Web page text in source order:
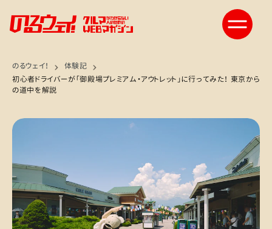
のるウェイ！
体験記
初心者ドライバーが「御殿場プレミアム・アウトレット」に行ってみた！ 東京から
の道中を解説